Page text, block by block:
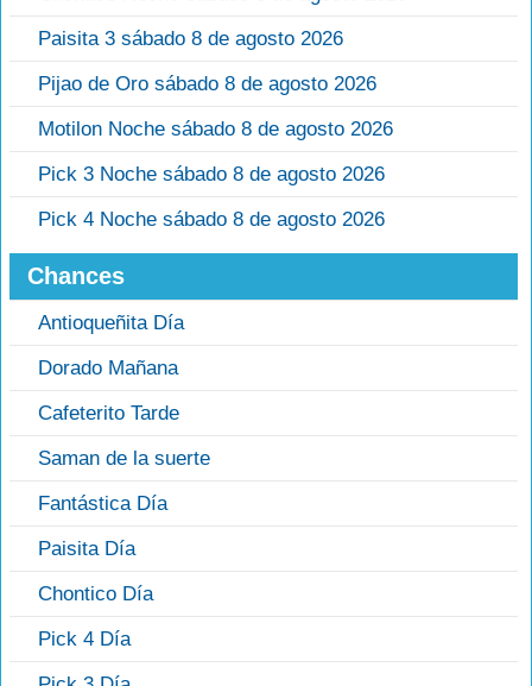
Paisita 3 sábado 8 de agosto 2026
Pijao de Oro sábado 8 de agosto 2026
Motilon Noche sábado 8 de agosto 2026
Pick 3 Noche sábado 8 de agosto 2026
Pick 4 Noche sábado 8 de agosto 2026
Chances
Antioqueñita Día
Dorado Mañana
Cafeterito Tarde
Saman de la suerte
Fantástica Día
Paisita Día
Chontico Día
Pick 4 Día